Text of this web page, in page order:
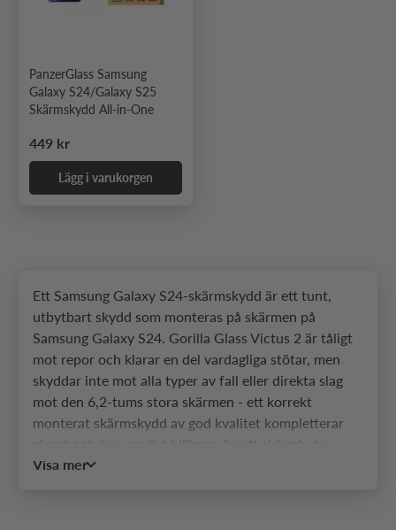
PanzerGlass Samsung
Galaxy S24/Galaxy S25
Skärmskydd All-in-One
Ordinarie pris
449 kr
Lägg i varukorgen
Ett Samsung Galaxy S24-skärmskydd är ett tunt,
utbytbart skydd som monteras på skärmen på
Samsung Galaxy S24. Gorilla Glass Victus 2 är tåligt
mot repor och klarar en del vardagliga stötar, men
skyddar inte mot alla typer av fall eller direkta slag
mot den 6,2-tums stora skärmen - ett korrekt
monterat skärmskydd av god kvalitet kompletterar
SkalHuset erbjuder skärmskydd anpassade specifikt
Visa mer